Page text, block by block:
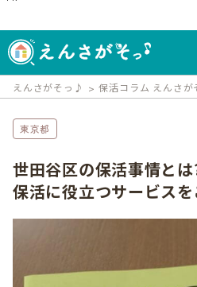
えんさがそっ♪ 保活コラム えんさが
東京都
世田谷区の保活事情と
保活に役立つサービス